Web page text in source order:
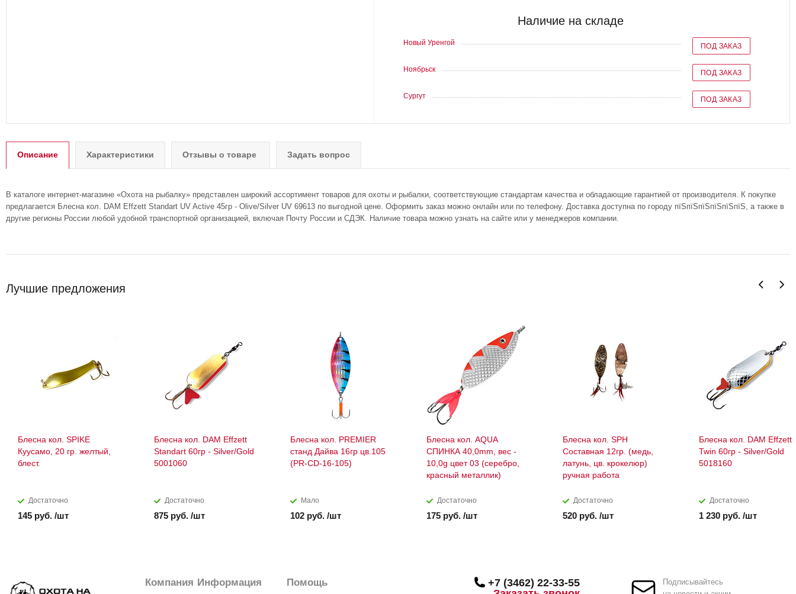
Наличие на складе
Новый Уренгой ПОД ЗАКАЗ
Ноябрьск ПОД ЗАКАЗ
Сургут ПОД ЗАКАЗ
Описание Характеристики Отзывы о товаре Задать вопрос
В каталоге интернет-магазине «Охота на рыбалку» представлен широкий ассортимент товаров для охоты и рыбалки, соответствующие стандартам качества и обладающие гарантией от производителя. К покупке
предлагается Блесна кол. DAM Effzett Standart UV Active 45гр - Olive/Silver UV 69613 по выгодной цене. Оформить заказ можно онлайн или по телефону. Доставка доступна по городу пїЅпїЅпїЅпїЅпїЅпїЅ, а также в
другие регионы России любой удобной транспортной организацией, включая Почту России и СДЭК. Наличие товара можно узнать на сайте или у менеджеров компании.
Лучшие предложения
Блесна кол. SPIKE
Куусамо, 20 гр. желтый,
блест.
Достаточно
145 руб. /шт
Блесна кол. DAM Effzett
Standart 60гр - Silver/Gold
5001060
Достаточно
875 руб. /шт
Блесна кол. PREMIER
станд Дайва 16гр цв.105
(PR-CD-16-105)
Мало
102 руб. /шт
Блесна кол. AQUA
СПИНКА 40,0mm, вес -
10,0g цвет 03 (серебро,
красный металлик)
Достаточно
175 руб. /шт
Блесна кол. SPH
Составная 12гр. (медь,
латунь, цв. крокелюр)
ручная работа
Достаточно
520 руб. /шт
Блесна кол. DAM Effzett
Twin 60гр - Silver/Gold
5018160
Достаточно
1 230 руб. /шт
Компания Информация Помощь
+7 (3462) 22-33-55
Подписывайтесь